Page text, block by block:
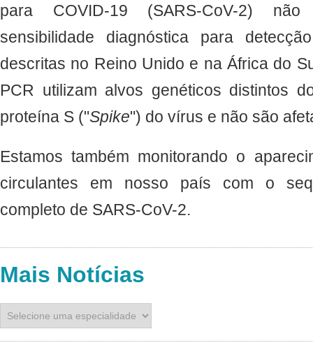
para COVID-19 (SARS-CoV-2)
sensibilidade diagnóstica para
descritas no Reino Unido e na África do
PCR utilizam alvos genéticos distintos
proteína S ("Spike") do vírus e não são
Estamos também monitorando o
circulantes em nosso país com o
completo de SARS-CoV-2.​
Mais Notícias